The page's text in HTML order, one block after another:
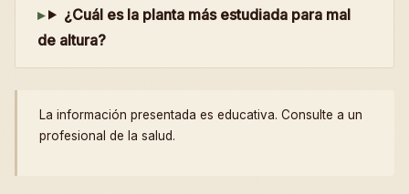
¿Cuál es la planta más estudiada para mal
de altura?
La información presentada es educativa. Consulte a un
profesional de la salud.